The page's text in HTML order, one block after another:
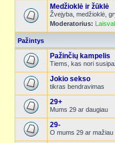
Medžioklė ir žūklė
Žvejyba, medžioklė,
Moderatorius:
Pažintys
Pažinčių kampelis
Tiems, kas nori
Jokio sekso
tikras bendravimas
29+
Mums 29 ar daugiau
29-
O mums 29 ar mažiau